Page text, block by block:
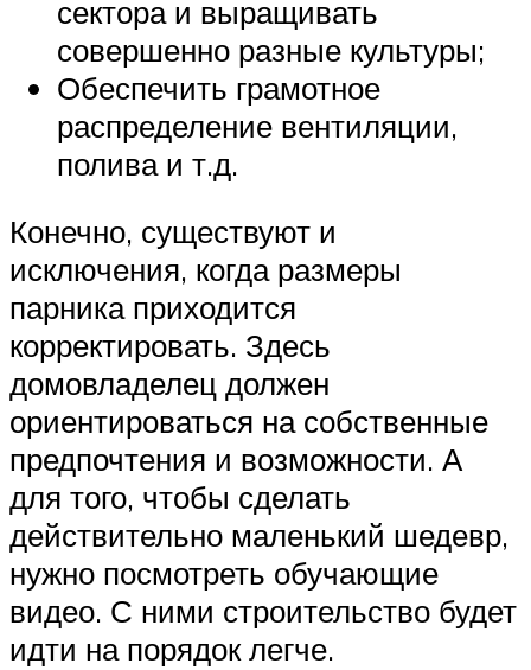
сектора и выращивать
совершенно разные культуры;
Обеспечить грамотное
распределение вентиляции,
полива и т.д.
Конечно, существуют и
исключения, когда размеры
парника приходится
корректировать. Здесь
домовладелец должен
ориентироваться на собственные
предпочтения и возможности. А
для того, чтобы сделать
действительно маленький шедевр,
нужно посмотреть обучающие
видео. С ними строительство будет
идти на порядок легче.